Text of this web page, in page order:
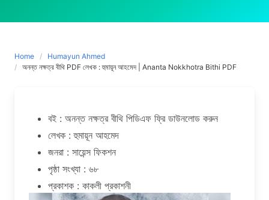
Home
Humayun Ahmed
অনন্ত নক্ষত্র বীথি PDF লেখক : হুমায়ূন আহমেদ | Ananta Nokkhotra Bithi PDF
বই : অনন্ত নক্ষত্র বীথি পিডিএফ ফ্রি ডাউনলোড করুন
লেখক : হুমায়ূন আহমেদ
জনরা : সায়েন্স ফিকশন
পৃষ্ঠা সংখ্যা : ৬৮
প্রকাশক : কাকলী প্রকাশনী